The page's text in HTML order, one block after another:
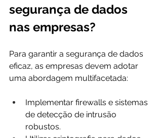
segurança de dados
nas empresas?
Para garantir a segurança de dados
eficaz, as empresas devem adotar
uma abordagem multifacetada:
Implementar firewalls e sistemas
de detecção de intrusão
robustos.